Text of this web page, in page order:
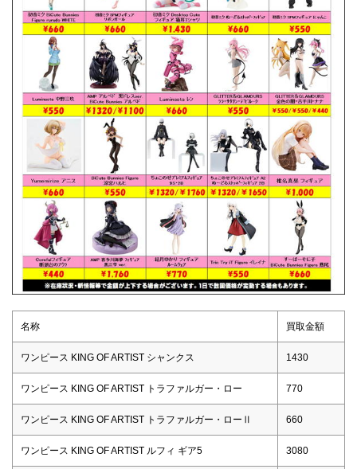
名称 買取金額
ワンピース KING OF ARTIST シャンクス 1430
ワンピース KING OF ARTIST トラファルガー・ロー 770
ワンピース KING OF ARTIST トラファルガー・ローⅡ 660
ワンピース KING OF ARTIST ルフィ ギア5 3080